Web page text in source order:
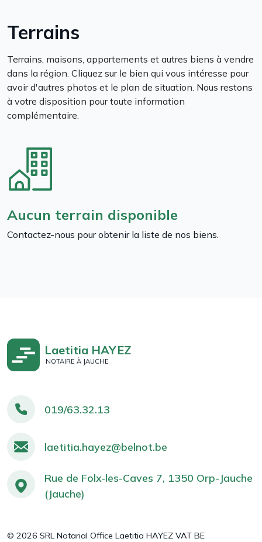
Terrains
Terrains, maisons, appartements et autres biens à vendre
dans la région. Cliquez sur le bien qui vous intéresse pour
avoir d'autres photos et le plan de situation. Nous restons
à votre disposition pour toute information
complémentaire.
Aucun terrain disponible
Contactez-nous pour obtenir la liste de nos biens.
Laetitia HAYEZ
NOTAIRE À JAUCHE
019/63.32.13
laetitia.hayez@belnot.be
Rue de Folx-les-Caves 7, 1350 Orp-Jauche
(Jauche)
© 2026 SRL Notarial Office Laetitia HAYEZ VAT BE